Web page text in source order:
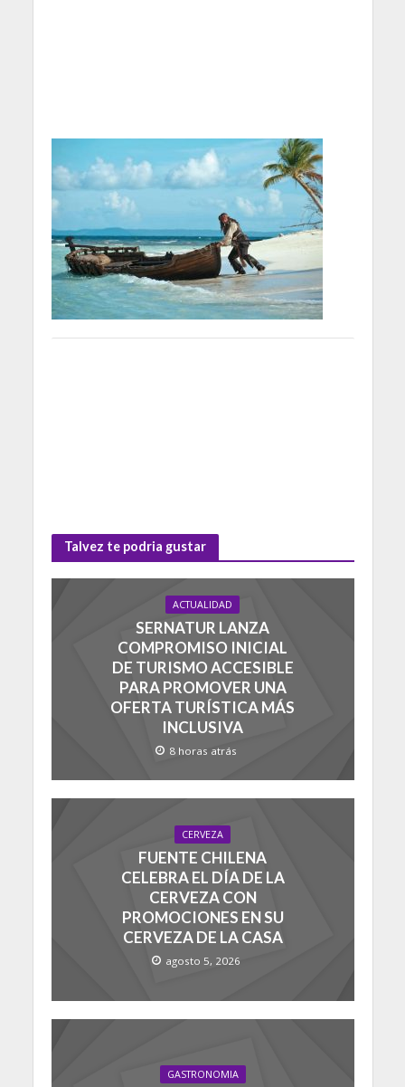
Talvez te podria gustar
ACTUALIDAD
SERNATUR LANZA
COMPROMISO INICIAL
DE TURISMO ACCESIBLE
PARA PROMOVER UNA
OFERTA TURÍSTICA MÁS
INCLUSIVA
8 horas atrás
CERVEZA
FUENTE CHILENA
CELEBRA EL DÍA DE LA
CERVEZA CON
PROMOCIONES EN SU
CERVEZA DE LA CASA
agosto 5, 2026
GASTRONOMIA